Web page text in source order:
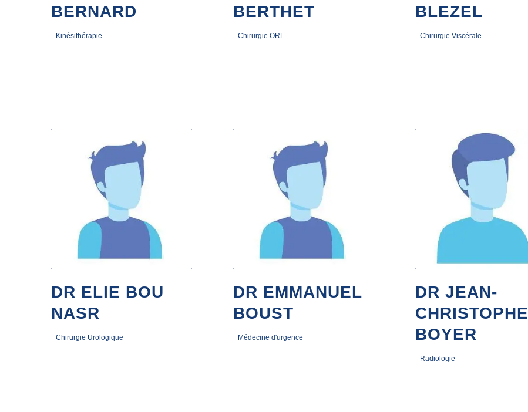
BERNARD
Kinésithérapie
BERTHET
Chirurgie ORL
BLEZEL
Chirurgie Viscérale
DR ELIE BOU
NASR
Chirurgie Urologique
DR EMMANUEL
BOUST
Médecine d'urgence
DR JEAN-
CHRISTOPHE
BOYER
Radiologie